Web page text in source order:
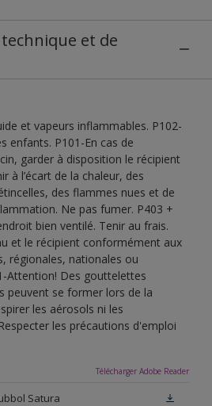
et de
et vapeurs inflammables. P102-
enfants. P101-En cas de
garder à disposition le récipient
à l’écart de la chaleur, des
des flammes nues et de
Ne pas fumer. P403 +
bien ventilé. Tenir au frais.
et le récipient conformément aux
régionales, nationales ou
Attention! Des gouttelettes
peuvent se former lors de la
les aérosols ni les
les précautions d'emploi
Télécharger Adobe Reader
Satura